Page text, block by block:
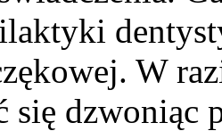
W
się dzwoniąc